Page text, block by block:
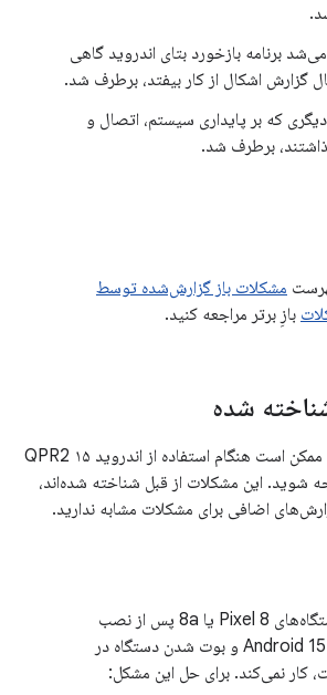
برنامه بازخورد بتای اندروید گاهی
گزارش اشکال از کار بیفتد، برطرف شد.
که بر پایداری سیستم، اتصال و
برطرف شد.
مشکلات باز گزارش‌شده توسط
بازِ برتر مراجعه کنید.
شده
بر اساس آزمایش‌های ما، ممکن است هنگام استفاده از اندروید ۱۵ QPR2
شوید. این مشکلات از قبل شناخته شده‌اند،
اضافی برای مشکلات مشابه ندارید.
صفحه لمسی دستگاه‌های Pixel 8 یا 8a پس از نصب
Android 15 QPR2 Beta 3 و بوت شدن دستگاه در